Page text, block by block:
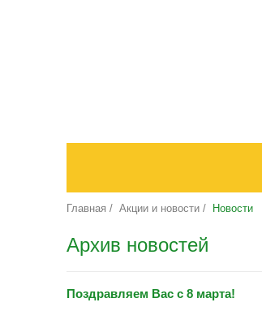
Главная / Акции и новости / Новости
Архив новостей
Поздравляем Вас с 8 марта!